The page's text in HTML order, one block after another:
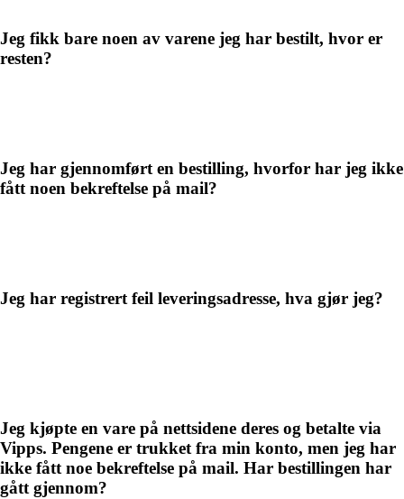
Jeg fikk bare noen av varene jeg har bestilt, hvor er
resten?
Jeg har gjennomført en bestilling, hvorfor har jeg ikke
fått noen bekreftelse på mail?
Jeg har registrert feil leveringsadresse, hva gjør jeg?
Jeg kjøpte en vare på nettsidene deres og betalte via
Vipps. Pengene er trukket fra min konto, men jeg har
ikke fått noe bekreftelse på mail. Har bestillingen har
gått gjennom?